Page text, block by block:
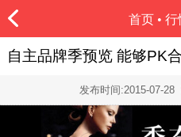
首页 • 行
自主品牌季预览 能够PK
发布时间:2015-07-28